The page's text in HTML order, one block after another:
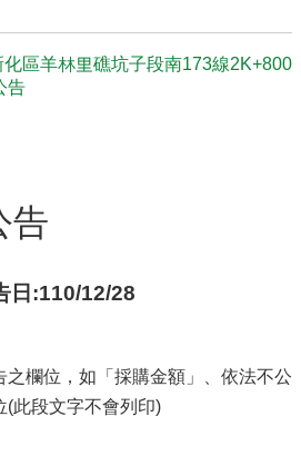
區羊林里礁坑子段南173線2K+800
告
告
日:110/12/28
欄位，如「採購金額」、依法不公
(此段文字不會列印)